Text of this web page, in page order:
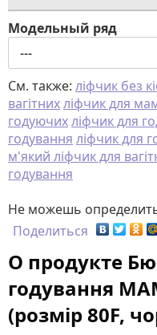
Модельный ряд
См. также: ліфчик без
вагітнихліфчик для
годуючихліфчик для
годування ліфчик для
м'який ліфчик для
годування
Не можешь
Поделиться
О продукте
годування
(розмір 80F,